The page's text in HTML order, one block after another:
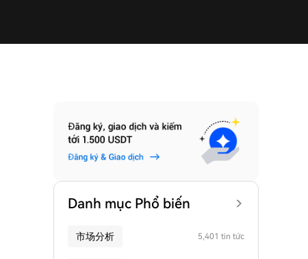
Danh mục Phổ biến
市场分析 5,401 tin tức